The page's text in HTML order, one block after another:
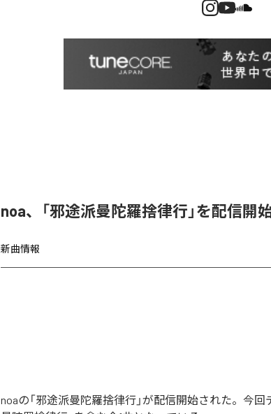
noa、「邪途派曼陀羅捨律行」を配信開
新曲情報
noaの「邪途派曼陀羅捨律行」が配信開始された。今